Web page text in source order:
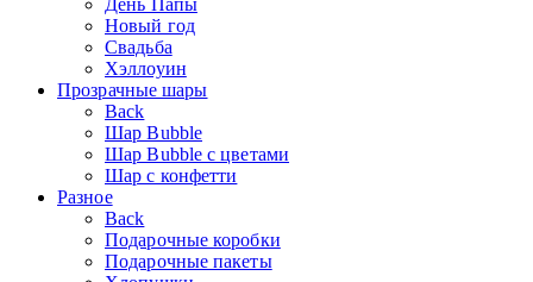
Новый год
Свадьба
Хэллоуин
Прозрачные шары
Back
Шар Bubble
Шар Bubble с цветами
Шар с конфетти
Разное
Back
Подарочные коробки
Подарочные пакеты